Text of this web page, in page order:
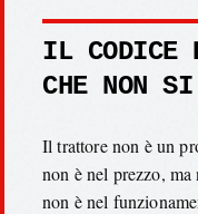
IL CODICE
CHE NON SI
Il trattore non è un
non è nel prezzo,
non è nel